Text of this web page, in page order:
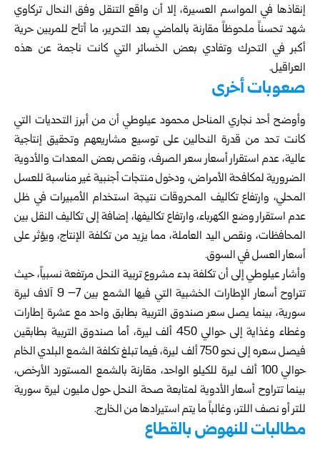
إنقاذها في المواسم العسيرة، إلا أن واقع التنقل وفق النحال تركاوي
شهد تحسناً ملحوظاً مقارنة بالماضي بعد التحرير، ما أتاح للمربين حرية
أكبر في التحرك وتفادي بعض الخسائر التي كانت ناجمة عن هذه
العراقيل.
صعوبات أخرى
وأوضح أحد نجاري المناحل محمود عيلوطي أن من أبرز التحديات التي
كانت تحد من قدرة النحالين على توسيع مشاريعهم وتحقيق إنتاجية
عالية، عدم استقرار أسعار سعر الصرف، ونقص بعض المعدات والأدوية
الضرورية لمكافحة الأمراض، ودخول منتجات أجنبية غير مناسبة للعسل
المحلي، وارتفاع تكاليف المحروقات نتيجة استخدام الأمبيرات في ظل
عدم استقرار وضع الكهرباء، وارتفاع تكاليفها، إضافة إلى تكاليف النقل بين
المحافظات، ونقص اليد العاملة، مما يزيد من تكلفة الإنتاج، ويؤثر على
أسعار العسل في السوق.
وأشار عيلوطي إلى أن تكلفة بدء مشروع تربية النحل مرتفعة نسبياً، حيث
تتراوح أسعار الإطارات الخشبية التي فيها الشمع بين 7– 9 آلاف ليرة
سورية، بينما يصل سعر صندوق التربية بطابق واحد مع عشرة إطارات
وغطاء وغذاية إلى حوالي 450 ألف ليرة، أما صندوق التربية بطابقين
فيصل سعره إلى نحو 750 ألف ليرة، فيما تبلغ تكلفة الشمع البلدي الخام
حوالي 100 ألف ليرة للكيلو الواحد، مقارنة بالشمع المستورد الأرخص،
بينما تتراوح أسعار الأدوية لمتابعة صحة النحل حول مليون ليرة سورية
للتر أو نصف اللتر، وغالباً ما يتم استيرادها من الخارج.
مطالبات للنهوض بالقطاع